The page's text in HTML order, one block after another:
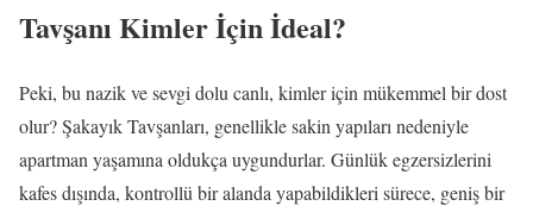
Tavşanı Kimler İçin İdeal?
Peki, bu nazik ve sevgi dolu canlı, kimler için mükemmel bir dost
olur? Şakayık Tavşanları, genellikle sakin yapıları nedeniyle
apartman yaşamına oldukça uygundurlar. Günlük egzersizlerini
kafes dışında, kontrollü bir alanda yapabildikleri sürece, geniş bir